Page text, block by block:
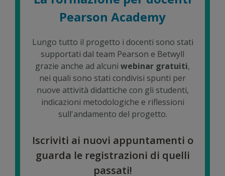
Pearson Academy
Lungo tutto il progetto i docenti sono stati
supportati dal team Pearson e Betwyll
grazie anche ad alcuni webinar gratuiti,
nei quali sono stati condivisi spunti per
nuove attività didattiche con gli studenti,
indicazioni metodologiche e riflessioni
sull'andamento del progetto.
Iscriviti ai nuovi appuntamenti o
guarda le registrazioni di quelli
passati!